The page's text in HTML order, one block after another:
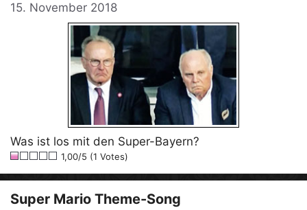
15. November 2018
Was ist los mit den Super-Bayern?
1,00/5 (1 Votes)
Super Mario Theme-Song